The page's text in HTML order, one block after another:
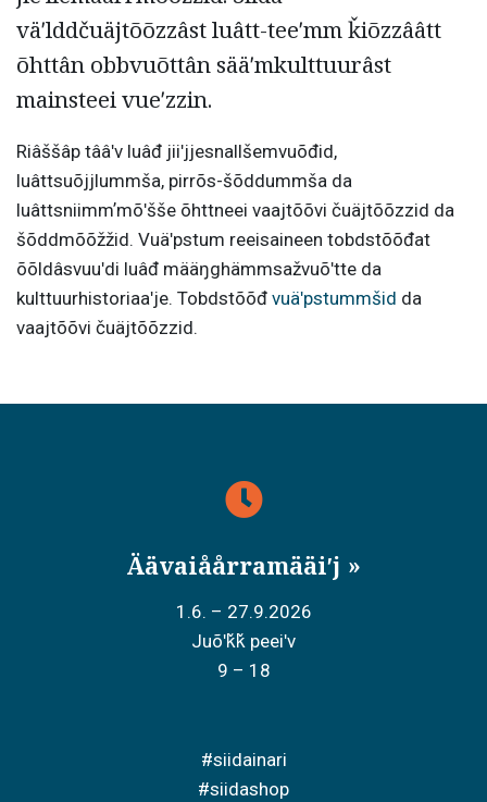
väʹlddčuäjtõõzzâst luâtt-teeʹmm ǩiõzzââtt
õhttân obbvuõttân sääʹmkulttuurâst
mainsteei vueʹzzin.
Riâššâp tââʹv luâđ jiiʹjjesnallšemvuõđid,
luâttsuõjjlummša, pirrõs-šõddummša da
luâttsniimmʼmõʹšše õhttneei vaajtõõvi čuäjtõõzzid da
šõddmõõžžid. Vuäʹpstum reeisaineen tobdstõõđat
õõldâsvuuʹdi luâđ määŋghämmsažvuõʹtte da
kulttuurhistoriaaʹje. Tobdstõõđ vuäʹpstummšid da
vaajtõõvi čuäjtõõzzid.
Äävaiåårramääiʹj
1.6. – 27.9.2026
Juõʹǩǩ peeiʹv
9 – 18
#siidainari
#siidashop